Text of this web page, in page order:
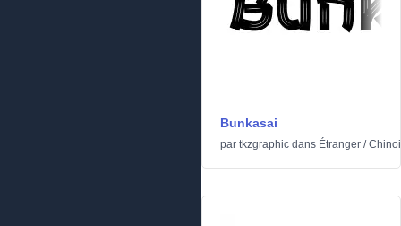
Bunkasai
par tkzgraphic dans Étranger /